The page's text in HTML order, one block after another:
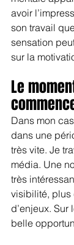
avoir
son travail
sensation
sur la
Le
Dans mon
dans une
très vite. Je
média. Une
très
visibilité, plus
d’enjeux. Sur
belle